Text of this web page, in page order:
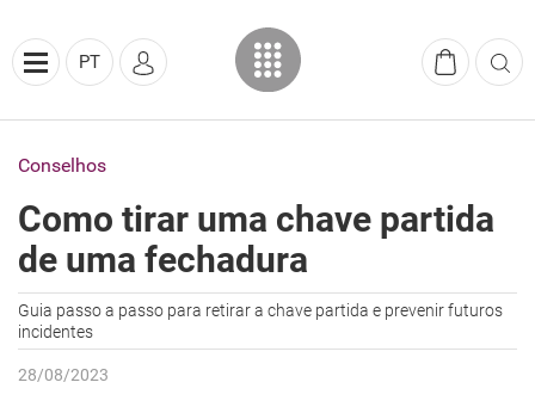
PT
Conselhos
Como tirar uma chave partida
de uma fechadura
Guia passo a passo para retirar a chave partida e prevenir futuros
incidentes
28/08/2023